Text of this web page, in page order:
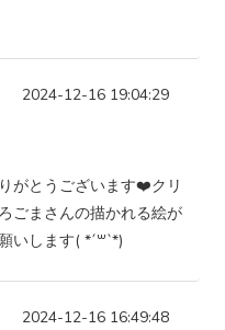
2024-12-16 19:04:29
がとうございます❤️クリ
ごまさんの描かれる絵が
いします( *´꒳`*)
2024-12-16 16:49:48